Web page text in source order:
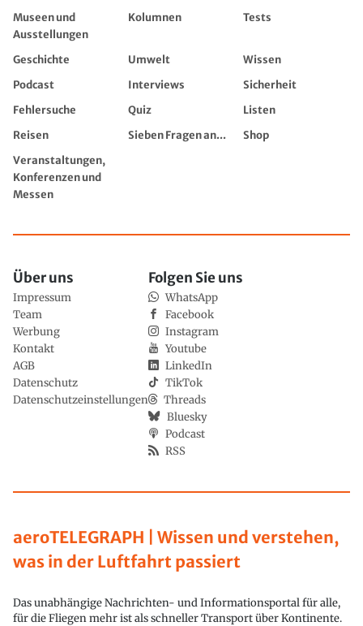
Museen und
Ausstellungen
Kolumnen Tests
Geschichte Umwelt
Wissen
Podcast
Interviews
Sicherheit
Fehlersuche
Quiz
Listen
Reisen
Sieben Fragen an...
Shop
Veranstaltungen,
Konferenzen und
Messen
aeroTELEGRAPH | Wissen und verstehen,
was in der Luftfahrt passiert
Das unabhängige Nachrichten- und Informationsportal für alle,
für die Fliegen mehr ist als schneller Transport über Kontinente.
Über uns
Impressum
Team
Werbung
Kontakt
AGB
Datenschutz
Datenschutzeinstellungen
Folgen Sie uns
WhatsApp
Facebook
Instagram
Youtube
LinkedIn
TikTok
Threads
Bluesky
Podcast
RSS